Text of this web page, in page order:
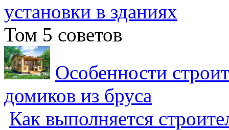
установки в зданиях
Том 5 советов
Особенности
домиков из бруса
Как выполняется